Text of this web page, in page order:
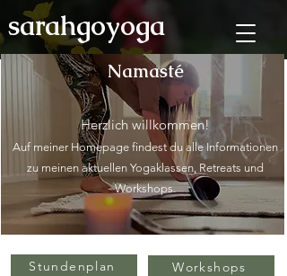
sarahgoyoga
Namasté
Herzlich willkommen!
Auf meiner Homepage findest du alle Informationen
zu meinen aktuellen Yogaklassen, Retreats und
Workshops.
Stundenplan Workshops